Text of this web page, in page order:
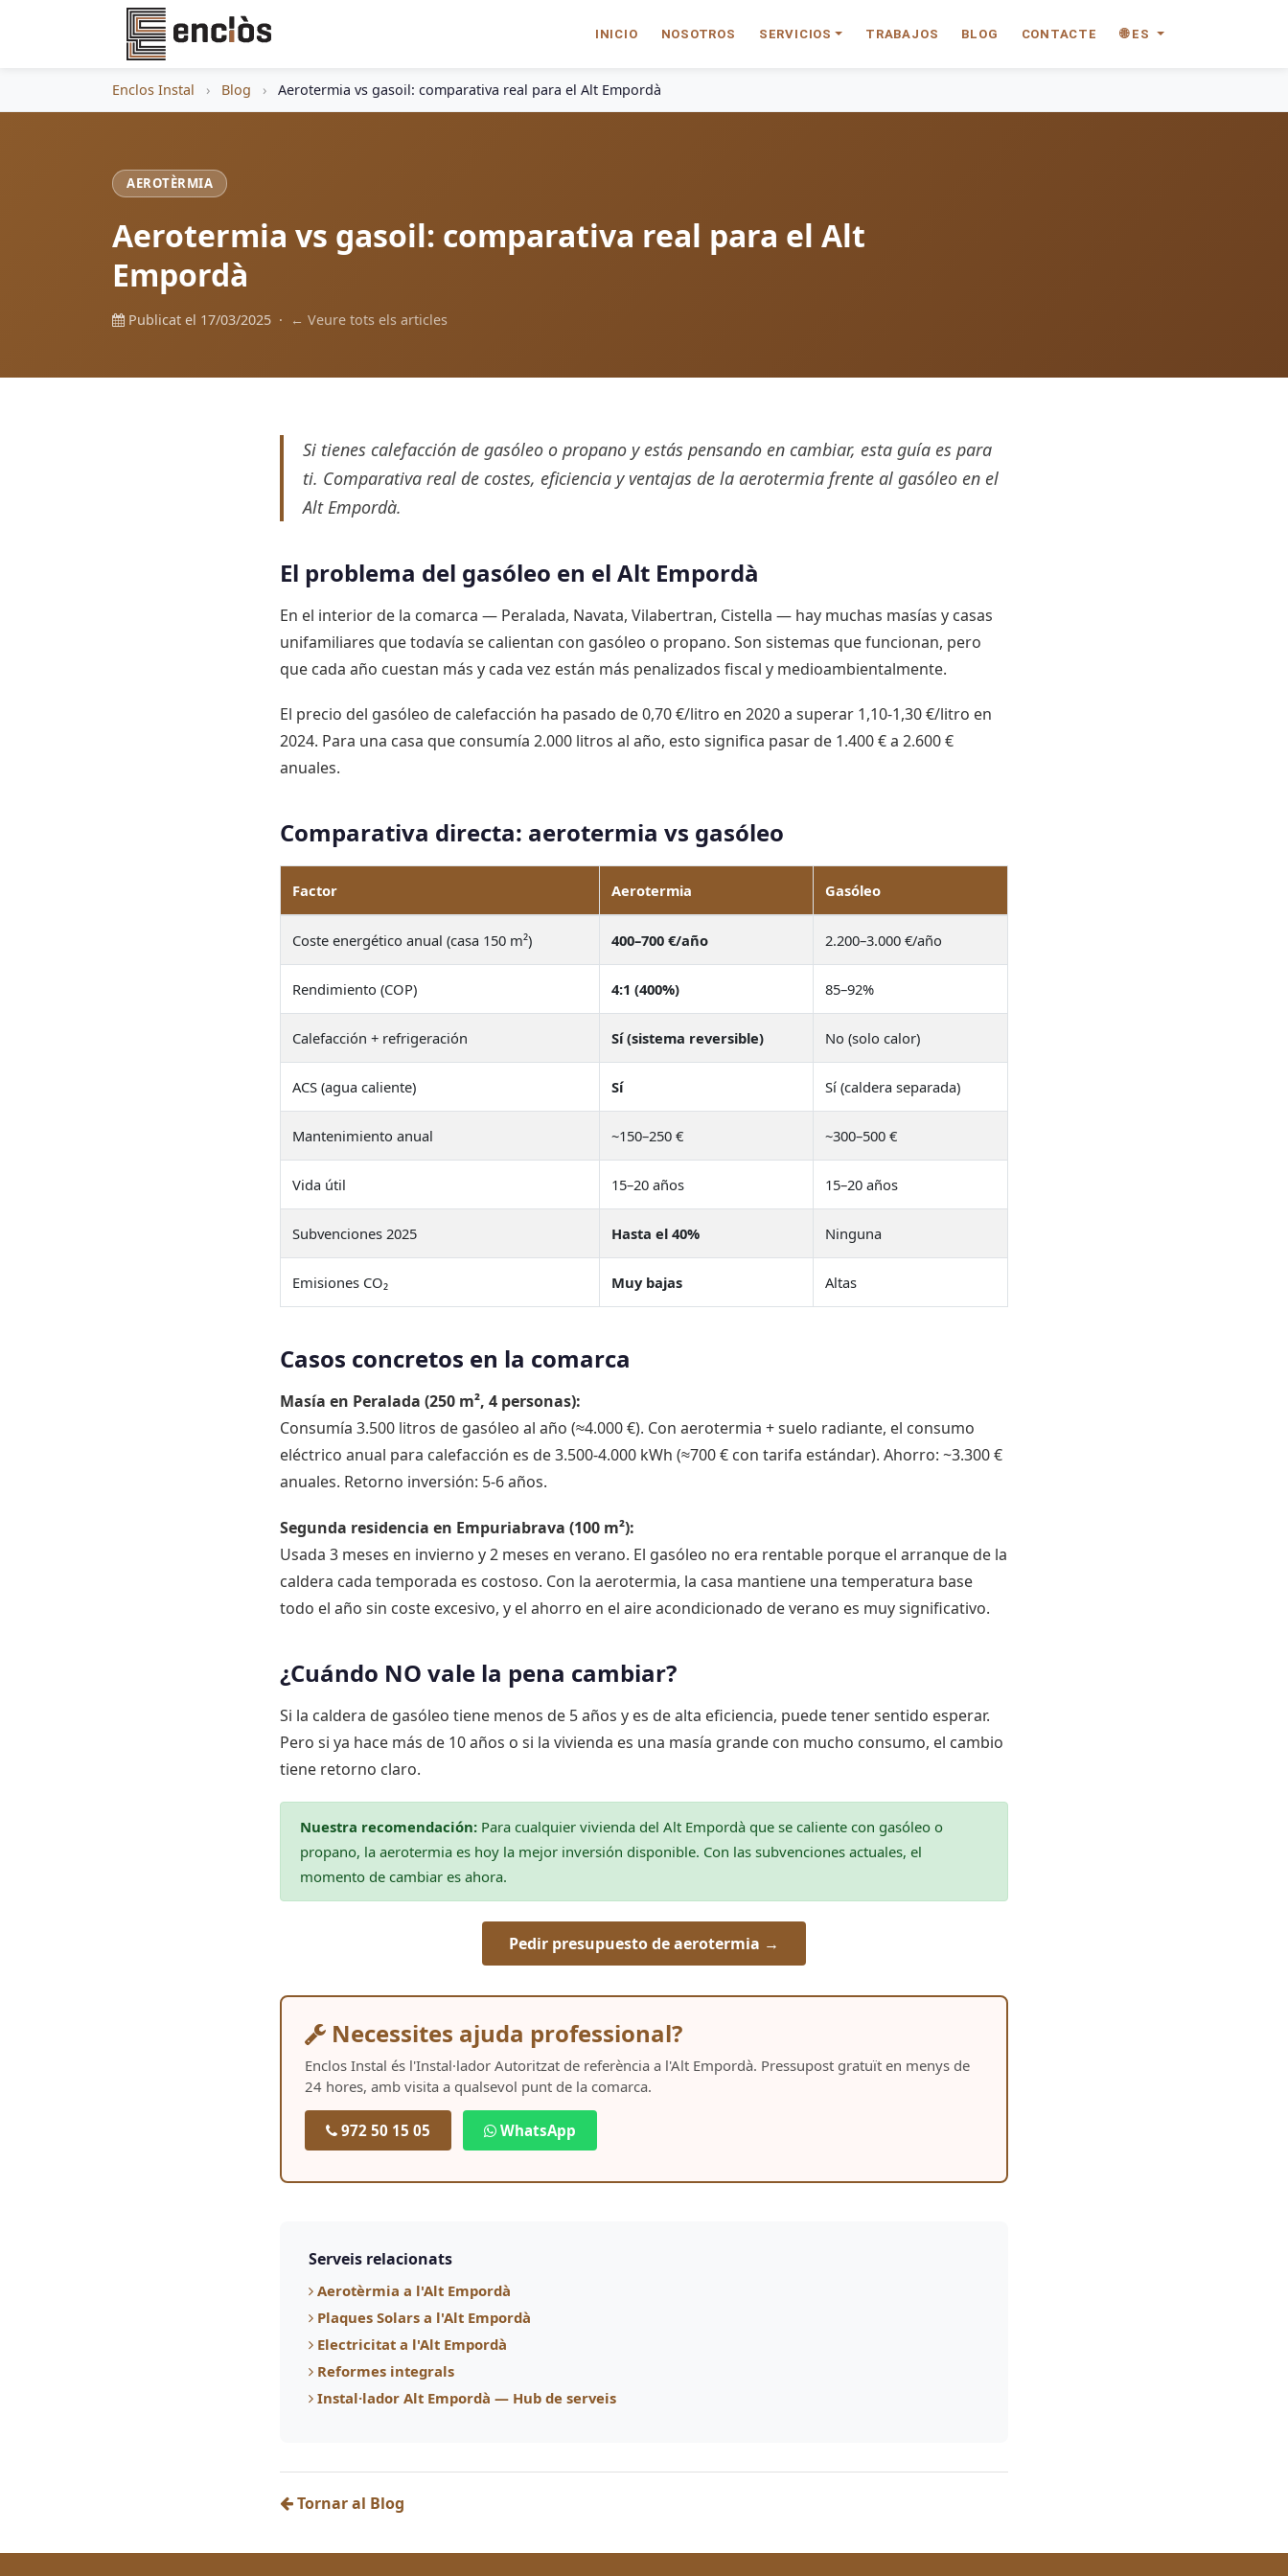
INICIO NOSOTROS SERVICIOS TRABAJOS BLOG CONTACTE 🌐 ES
Enclos Instal › Blog › Aerotermia vs gasoil: comparativa real para el Alt Empordà
AEROTÈRMIA
Aerotermia vs gasoil: comparativa real para el Alt
Empordà
Publicat el 17/03/2025 · ← Veure tots els articles
Si tienes calefacción de gasóleo o propano y estás pensando en cambiar, esta guía es para
ti. Comparativa real de costes, eficiencia y ventajas de la aerotermia frente al gasóleo en el
Alt Empordà.
El problema del gasóleo en el Alt Empordà
En el interior de la comarca — Peralada, Navata, Vilabertran, Cistella — hay muchas masías y casas
unifamiliares que todavía se calientan con gasóleo o propano. Son sistemas que funcionan, pero
que cada año cuestan más y cada vez están más penalizados fiscal y medioambientalmente.
El precio del gasóleo de calefacción ha pasado de 0,70 €/litro en 2020 a superar 1,10-1,30 €/litro en
2024. Para una casa que consumía 2.000 litros al año, esto significa pasar de 1.400 € a 2.600 €
anuales.
Comparativa directa: aerotermia vs gasóleo
Factor Aerotermia Gasóleo
Coste energético anual (casa 150 m²) 400–700 €/año 2.200–3.000 €/año
Rendimiento (COP) 4:1 (400%) 85–92%
Calefacción + refrigeración Sí (sistema reversible) No (solo calor)
ACS (agua caliente) Sí Sí (caldera separada)
Mantenimiento anual ~150–250 € ~300–500 €
Vida útil 15–20 años 15–20 años
Subvenciones 2025 Hasta el 40% Ninguna
Emisiones CO₂ Muy bajas Altas
Casos concretos en la comarca
Masía en Peralada (250 m², 4 personas):
Consumía 3.500 litros de gasóleo al año (≈4.000 €). Con aerotermia + suelo radiante, el consumo
eléctrico anual para calefacción es de 3.500-4.000 kWh (≈700 € con tarifa estándar). Ahorro: ~3.300 €
anuales. Retorno inversión: 5-6 años.
Segunda residencia en Empuriabrava (100 m²):
Usada 3 meses en invierno y 2 meses en verano. El gasóleo no era rentable porque el arranque de la
caldera cada temporada es costoso. Con la aerotermia, la casa mantiene una temperatura base
todo el año sin coste excesivo, y el ahorro en el aire acondicionado de verano es muy significativo.
¿Cuándo NO vale la pena cambiar?
Si la caldera de gasóleo tiene menos de 5 años y es de alta eficiencia, puede tener sentido esperar.
Pero si ya hace más de 10 años o si la vivienda es una masía grande con mucho consumo, el cambio
tiene retorno claro.
Nuestra recomendación: Para cualquier vivienda del Alt Empordà que se caliente con gasóleo o
propano, la aerotermia es hoy la mejor inversión disponible. Con las subvenciones actuales, el
momento de cambiar es ahora.
Pedir presupuesto de aerotermia →
Necessites ajuda professional?
Enclos Instal és l'Instal·lador Autoritzat de referència a l'Alt Empordà. Pressupost gratuït en menys de
24 hores, amb visita a qualsevol punt de la comarca.
972 50 15 05 WhatsApp
Serveis relacionats
Aerotèrmia a l'Alt Empordà
Plaques Solars a l'Alt Empordà
Electricitat a l'Alt Empordà
Reformes integrals
Instal·lador Alt Empordà — Hub de serveis
Tornar al Blog